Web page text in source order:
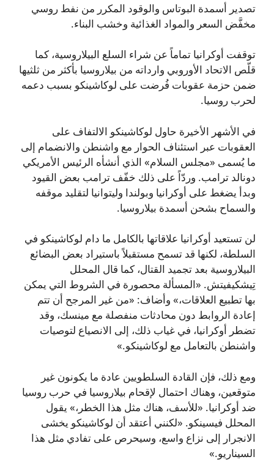
تصدير أسمدة البوتاس والوقود المكرر من نفط روسي
مخفَّض السعر والمواد الغذائية وخشب البناء.
توقفت أوكرانيا تماماً عن شراء السلع البيلاروسية، كما
قلّص الاتحاد الأوروبي وارداته من بيلاروسيا بأكثر من ثلثيها
ضمن حزمة عقوبات فُرضت على لوكاشينكو بسبب دعمه
لحرب روسيا.
في الأشهر الأخيرة حاول لوكاشينكو الالتفاف على
العقوبات عبر استئناف الحوار مع واشنطن والانضمام إلى
ما يُسمى «مجلس السلام» الذي أنشأه الرئيس الأمريكي
دونالد ترامب. وردّاً على ذلك خفّف ترامب بعض القيود
وبدأ يضغط على أوكرانيا وبولندا وليتوانيا لتقليد موقفه
والسماح بشحن أسمدة بيلاروسيا.
لن تستعيد أوكرانيا علاقاتها بالكامل ما دام لوكاشينكو في
السلطة، لكنها قد تسمح مستقبلاً باستيراد بعض البضائع
البيلاروسية بعد تجميد القتال، كما قال المحلل
تِيشكيفيتش. «المسألة محصورة في الشروط التي يمكن
بها تطبيع العلاقات،» وأضاف: «من غير المرجح أن تتم
إعادة الروابط دون محادثات منفصلة مع مينسك، وقد
تضطر أوكرانيا، في غياب ذلك، إلى الانصياع لتوصيات
واشنطن بالتعامل مع لوكاشينكو.»
ومع ذلك، فإن القادة السلطويين عادة ما يكونون غير
متوقعين، وهناك احتمال لإقحام بيلاروسيا في حرب روسيا
ضد أوكرانيا. «للأسف، هناك مثل هذا الخطر،» يقول
المحلل فيسينكو. «لكنني أعتقد أن لوكاشينكو يخشى
الانجرار إلى نزاع واسع، وسيحرص على تفادي مثل هذا
السيناريو.»